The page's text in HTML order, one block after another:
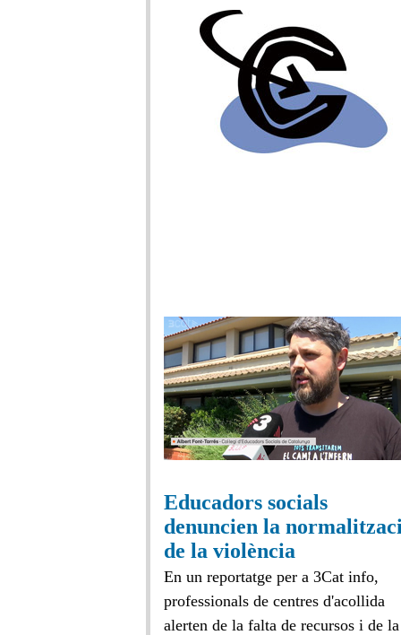
Educadors socials
denuncien la
de la violència
En un reportatge per a 3Cat info,
professionals de centres d'acollida
alerten de la falta de recursos i de la